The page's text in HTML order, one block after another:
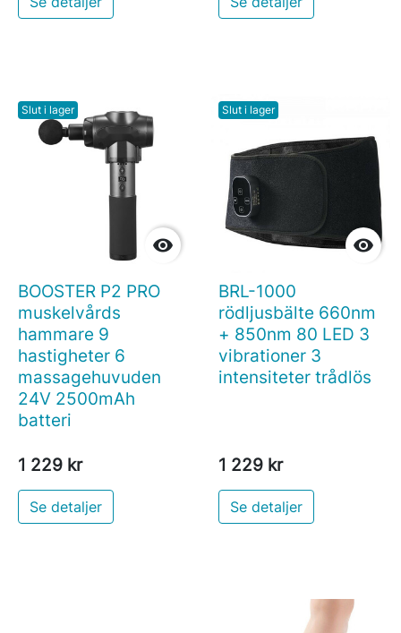
Slut i lager

BOOSTER P2 PRO
muskelvårds
hammare 9
hastigheter 6
massagehuvuden
24V 2500mAh
batteri
1 229 kr
Se detaljer
Slut i lager

BRL-1000
rödljusbälte 660nm
+ 850nm 80 LED 3
vibrationer 3
intensiteter trådlös
1 229 kr
Se detaljer